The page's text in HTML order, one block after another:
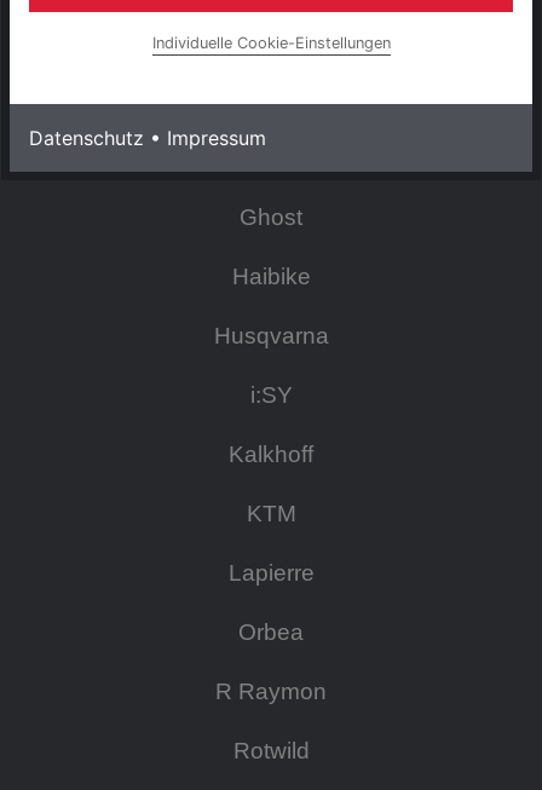
Raleigh
e-bike manufaktur
Ghost
Haibike
Husqvarna
i:SY
Kalkhoff
KTM
Lapierre
Orbea
R Raymon
Rotwild
Individuelle Cookie-Einstellungen
Datenschutz • Impressum